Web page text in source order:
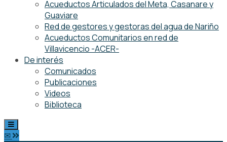
Acueductos Articulados del Meta, Casanare y
Guaviare
Red de gestores y gestoras del agua de Nariño
Acueductos Comunitarios en red de
Villavicencio -ACER-
De interés
Comunicados
Publicaciones
Videos
Biblioteca
✉